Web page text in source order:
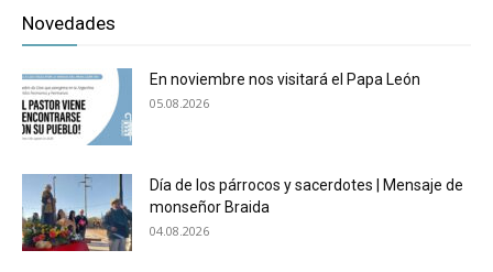
Novedades
En noviembre nos visitará el Papa León
05.08.2026
Día de los párrocos y sacerdotes | Mensaje de
monseñor Braida
04.08.2026